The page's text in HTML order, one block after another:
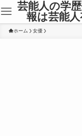
芸能人の学
報は芸能
ホーム 女優